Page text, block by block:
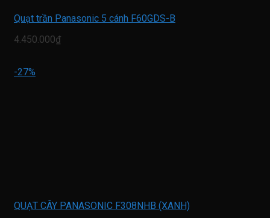
Quạt trần Panasonic 5 cánh F60GDS-B
4.450.000₫
-27%
QUẠT CÂY PANASONIC F308NHB (XANH)